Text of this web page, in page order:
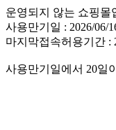
운영되지 않는 쇼핑몰
사용만기일 : 2026/06/
마지막접속허용기간 :
사용만기일에서 20일